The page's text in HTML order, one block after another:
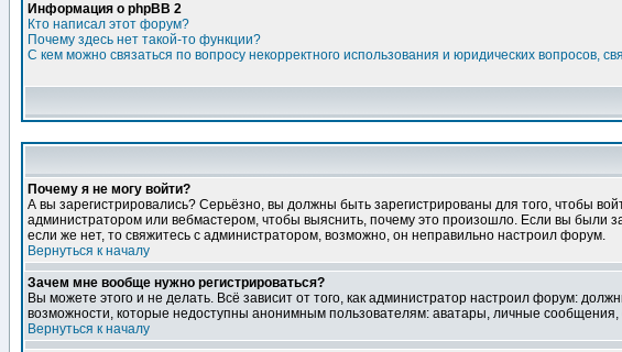
Информация о phpBB 2
Кто написал этот форум?
Почему здесь нет такой-то функции?
С кем можно связаться по вопросу некорректного использования и юридических вопросов,
Почему я не могу войти?
А вы зарегистрировались? Серьёзно, вы должны быть зарегистрированы для того, чтобы
администратором или вебмастером, чтобы выяснить, почему это произошло. Если вы были
если же нет, то свяжитесь с администратором, возможно, он неправильно настроил форум.
Вернуться к началу
Зачем мне вообще нужно регистрироваться?
Вы можете этого и не делать. Всё зависит от того, как администратор настроил форум:
возможности, которые недоступны анонимным пользователям: аватары, личные сообщения,
Вернуться к началу